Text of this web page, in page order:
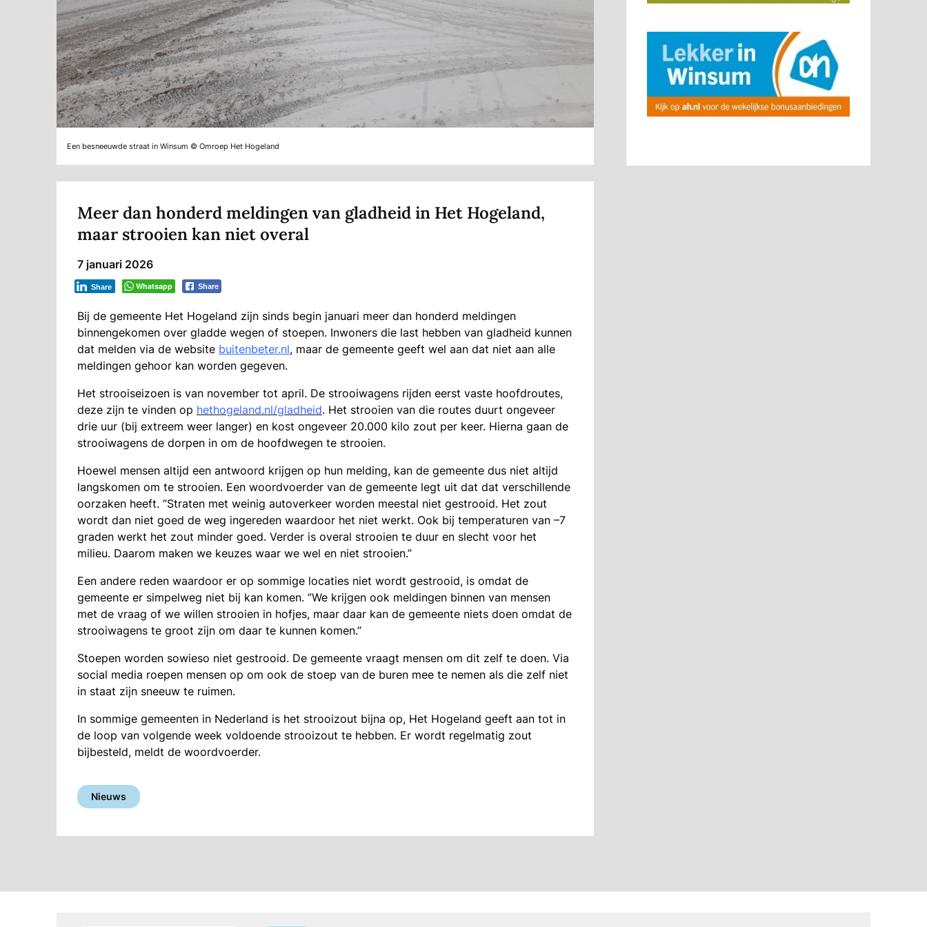
Een besneeuwde straat in Winsum © Omroep Het Hogeland
Meer dan honderd meldingen van gladheid in Het Hogeland,
maar strooien kan niet overal
7 januari 2026
Whatsapp Share
Share
Bij de gemeente Het Hogeland zijn sinds begin januari meer dan honderd meldingen
binnengekomen over gladde wegen of stoepen. Inwoners die last hebben van gladheid kunnen
dat melden via de website buitenbeter.nl, maar de gemeente geeft wel aan dat niet aan alle
meldingen gehoor kan worden gegeven.
Het strooiseizoen is van november tot april. De strooiwagens rijden eerst vaste hoofdroutes,
deze zijn te vinden op hethogeland.nl/gladheid. Het strooien van die routes duurt ongeveer
drie uur (bij extreem weer langer) en kost ongeveer 20.000 kilo zout per keer. Hierna gaan de
strooiwagens de dorpen in om de hoofdwegen te strooien.
Hoewel mensen altijd een antwoord krijgen op hun melding, kan de gemeente dus niet altijd
langskomen om te strooien. Een woordvoerder van de gemeente legt uit dat dat verschillende
oorzaken heeft. ”Straten met weinig autoverkeer worden meestal niet gestrooid. Het zout
wordt dan niet goed de weg ingereden waardoor het niet werkt. Ook bij temperaturen van –7
graden werkt het zout minder goed. Verder is overal strooien te duur en slecht voor het
milieu. Daarom maken we keuzes waar we wel en niet strooien.”
Een andere reden waardoor er op sommige locaties niet wordt gestrooid, is omdat de
gemeente er simpelweg niet bij kan komen. ”We krijgen ook meldingen binnen van mensen
met de vraag of we willen strooien in hofjes, maar daar kan de gemeente niets doen omdat de
strooiwagens te groot zijn om daar te kunnen komen.”
Stoepen worden sowieso niet gestrooid. De gemeente vraagt mensen om dit zelf te doen. Via
social media roepen mensen op om ook de stoep van de buren mee te nemen als die zelf niet
in staat zijn sneeuw te ruimen.
In sommige gemeenten in Nederland is het strooizout bijna op, Het Hogeland geeft aan tot in
de loop van volgende week voldoende strooizout te hebben. Er wordt regelmatig zout
bijbesteld, meldt de woordvoerder.
Nieuws